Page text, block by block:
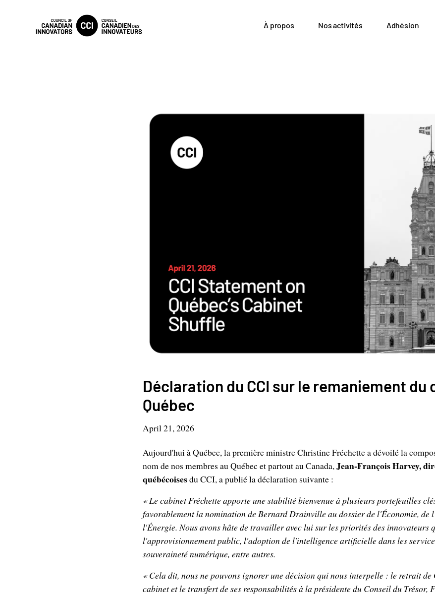
À propos Nos activités Adhésion
Déclaration du CCI sur le remaniement du
Québec
April 21, 2026
Aujourd'hui à Québec, la première ministre Christine Fréchette a dévoilé la
nom de nos membres au Québec et partout au Canada,Jean-François Harvey,
québécoisesdu CCI, a publié la déclaration suivante :
« Le cabinet Fréchette apporte une stabilité bienvenue à plusieurs portefeuilles
favorablement la nomination de Bernard Drainville au dossier de l'Économie, de
l'Énergie. Nous avons hâte de travailler avec lui sur les priorités des innovateurs
l'approvisionnement public, l'adoption de l'intelligence artificielle dans les
souveraineté numérique, entre autres.
« Cela dit, nous ne pouvons ignorer une décision qui nous interpelle : le retrait
cabinet et le transfert de ses responsabilités à la présidente du Conseil du Trésor,